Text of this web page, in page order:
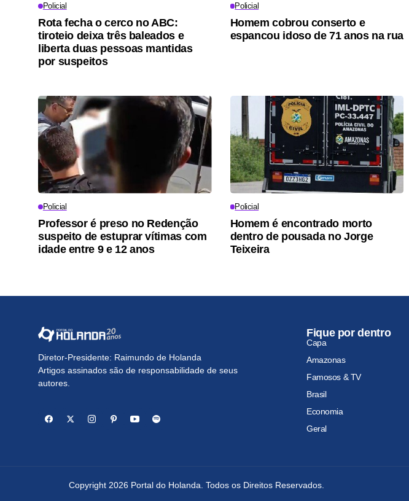
Policial
Rota fecha o cerco no ABC:
tiroteio deixa três baleados e
liberta duas pessoas mantidas
por suspeitos
Policial
Homem cobrou conserto e
espancou idoso de 71 anos na rua
Policial
Professor é preso no Redenção
suspeito de estuprar vítimas com
idade entre 9 e 12 anos
Policial
Homem é encontrado morto
dentro de pousada no Jorge
Teixeira
Diretor-Presidente: Raimundo de Holanda
Artigos assinados são de responsabilidade de seus
autores.
Fique por dentro
Capa
Amazonas
Famosos & TV
Brasil
Economia
Geral
Copyright 2026 Portal do Holanda. Todos os Direitos Reservados.